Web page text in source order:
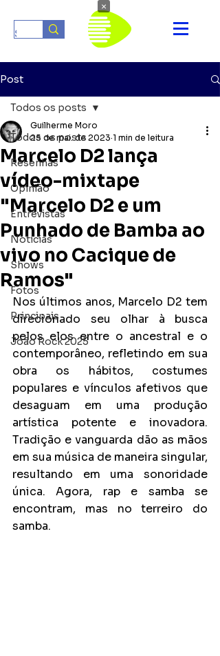
Post
Todos os posts
Resenhas
Opinião
Entrevistas
Notícias
Shows
Fotos
Principais
João Rock 2025
Todos os posts
Marcelo D2 lança
vídeo-mixtape
"Marcelo D2 e um
Punhado de Bamba ao
vivo no Cacique de
Ramos"
Guilherme Moro
25 de mai. de 2023 1 min de leitura
Nos últimos anos, Marcelo D2 tem
direcionado seu olhar à busca
pelos elos entre o ancestral e o
contemporâneo, refletindo em sua
obra os hábitos, costumes
populares e vínculos afetivos que
desaguam em uma produção
artística potente e inovadora.
Tradição e vanguarda dão as mãos
em sua música de maneira singular,
resultando em uma sonoridade
única. Agora, rap e samba se
encontram, mas no terreiro do
samba.
×